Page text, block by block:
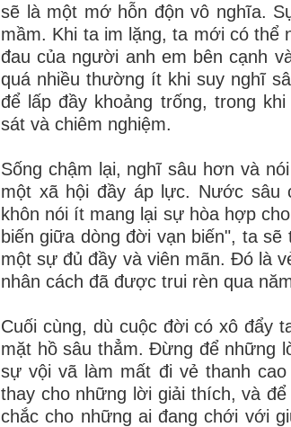
sẽ là một mớ hỗn độn vô nghĩa.
mầm. Khi ta im lặng, ta mới có thể
đau của người anh em bên cạnh
quá nhiều thường ít khi suy nghĩ
để lấp đầy khoảng trống, trong
sát và chiêm nghiệm.
Sống chậm lại, nghĩ sâu hơn và
một xã hội đầy áp lực. Nước sâu
khôn nói ít mang lại sự hòa hợp
biến giữa dòng đời vạn biến", ta
một sự đủ đầy và viên mãn. Đó là
nhân cách đã được trui rèn qua
Cuối cùng, dù cuộc đời có xô đẩy
mặt hồ sâu thẳm. Đừng để những
sự vội vã làm mất đi vẻ thanh
thay cho những lời giải thích, và
chắc cho những ai đang chới với